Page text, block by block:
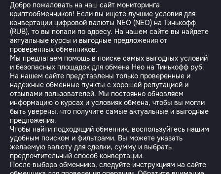
Добро пожаловать на наш сайт мониторинга
криптообменников! Если вы ищете лучшие условия для
конвертации цифровой валюты NEO (NEO) на Тинькофф
(RUB), то вы попали по адресу. На нашем сайте вы найдете
актуальные курсы и выгодные предложения от
проверенных обменников.
Мы предлагаем помощь в поиске самых выгодных условий
и безопасных площадок для обмена Нео на Тинькофф руб.
На нашем сайте представлены только проверенные и
надежные обменные пункты с хорошей репутацией и
отзывами пользователей. Мы постоянно обновляем
информацию о курсах и условиях обмена, чтобы вы могли
быть уверены, что получите самые актуальные и выгодные
предложения.
Чтобы найти подходящий обменник, воспользуйтесь нашим
удобным поиском и фильтрами. Вы можете указать
желаемую валюту для сделки, сумму и выбрать
предпочтительный способ конвертации.
После выбора обменника, следуйте инструкциям на сайте